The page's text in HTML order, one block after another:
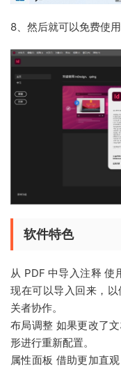
8、 然后就可以免费使
软件特色
从 PDF 中导入注释 使
现在可以导入回来，
关者协作。
布局调整 如果更改了
形进行重新配置。
属性面板 借助更加直